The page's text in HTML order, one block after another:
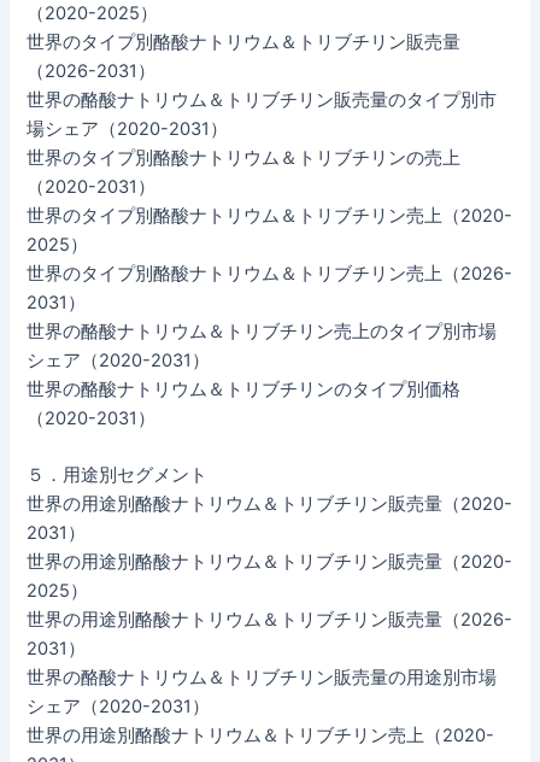
（2020-2025）
世界のタイプ別酪酸ナトリウム＆トリブチリン販売量
（2026-2031）
世界の酪酸ナトリウム＆トリブチリン販売量のタイプ別市
場シェア（2020-2031）
世界のタイプ別酪酸ナトリウム＆トリブチリンの売上
（2020-2031）
世界のタイプ別酪酸ナトリウム＆トリブチリン売上（2020-
2025）
世界のタイプ別酪酸ナトリウム＆トリブチリン売上（2026-
2031）
世界の酪酸ナトリウム＆トリブチリン売上のタイプ別市場
シェア（2020-2031）
世界の酪酸ナトリウム＆トリブチリンのタイプ別価格
（2020-2031）
５．用途別セグメント
世界の用途別酪酸ナトリウム＆トリブチリン販売量（2020-
2031）
世界の用途別酪酸ナトリウム＆トリブチリン販売量（2020-
2025）
世界の用途別酪酸ナトリウム＆トリブチリン販売量（2026-
2031）
世界の酪酸ナトリウム＆トリブチリン販売量の用途別市場
シェア（2020-2031）
世界の用途別酪酸ナトリウム＆トリブチリン売上（2020-